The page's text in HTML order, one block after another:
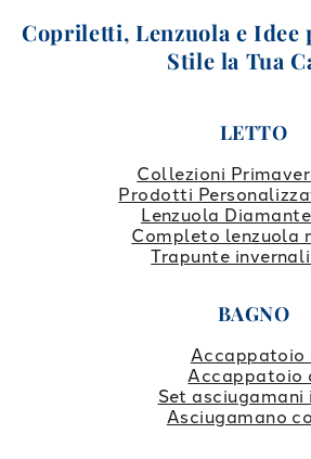
Copriletti, Lenzuola e Idee
Stile la Tua
LETTO
Collezioni
Prodotti
Lenzuola
Completo lenzuola
Trapunte
BAGNO
Accappatoio
Accappatoio
Set asciugamani
Asciugamano